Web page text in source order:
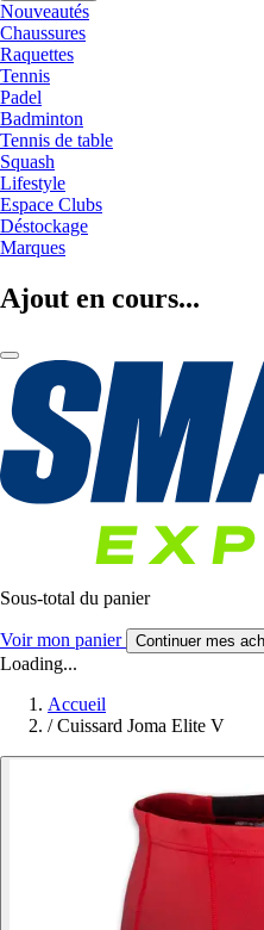
Nouveautés
Chaussures
Raquettes
Tennis
Padel
Badminton
Tennis de table
Squash
Lifestyle
Espace Clubs
Déstockage
Marques
Ajout en cours...
Sous-total du panier
Voir mon panier Continuer mes
Loading...
Accueil
/ Cuissard Joma Elite V